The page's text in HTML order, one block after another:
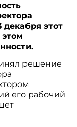
декабря этот
решение
его рабочий